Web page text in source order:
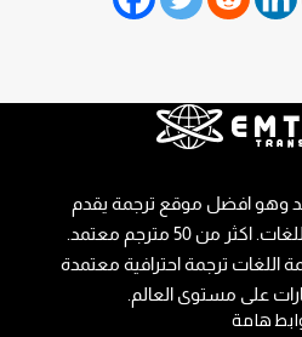
هامة
وهو افضل موقع ترجمة يقدم
خدمة الترجمة الي جميع اللغات. اكثر من 50 مترجم معتمد.
20 عاما. ترجمة اللغات ترجمة احترافية معتمدة
على مستوى العالم.